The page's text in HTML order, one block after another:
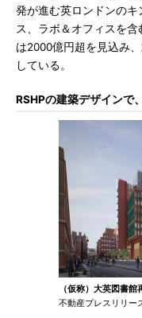
発が進む英ロンドンのキ
ス、ラボ＆オフィスを
は2000億円超を見込み
している。
RSHPの建築デザインで
（仮称）大英図書
不動産プレスリリー